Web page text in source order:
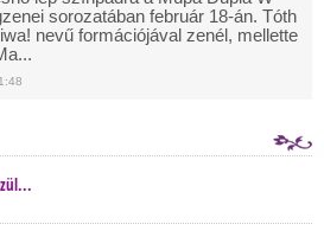
sorozatában február 18-án. Tóth
nevű formációjával zenél, mellette